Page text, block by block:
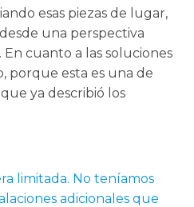
esas piezas de lugar,
una perspectiva
cuanto a las soluciones
porque esta es una de
ya describió los
limitada. No teníamos
adicionales que